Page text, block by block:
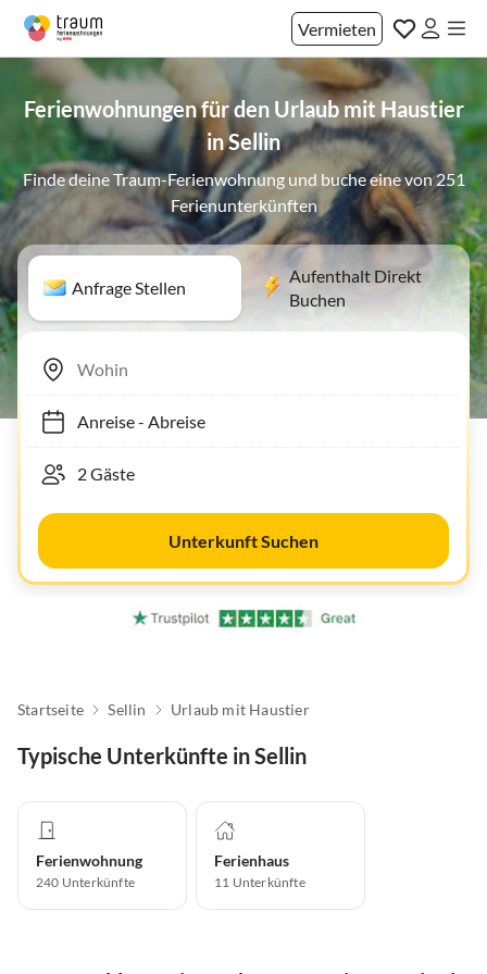
Vermieten
Ferienwohnungen für den Urlaub mit Haustier
in Sellin
Finde deine Traum-Ferienwohnung und buche eine von 251
Ferienunterkünften
Anfrage Stellen
Aufenthalt Direkt
Buchen
Anreise- Abreise
Unterkunft Suchen
Startseite Sellin Urlaub mit Haustier
Typische Unterkünfte in Sellin
Ferienwohnung
240 Unterkünfte
Ferienhaus
11 Unterkünfte